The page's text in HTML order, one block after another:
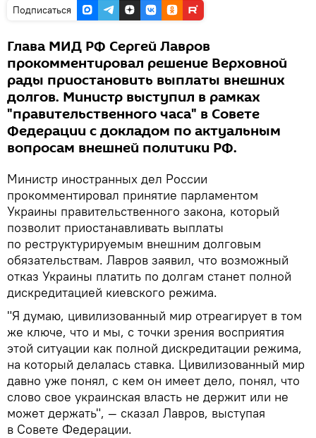
Подписаться
Глава МИД РФ Сергей Лавров
прокомментировал решение Верховной
рады приостановить выплаты внешних
долгов. Министр выступил в рамках
"правительственного часа" в Совете
Федерации с докладом по актуальным
вопросам внешней политики РФ.
Министр иностранных дел России
прокомментировал принятие парламентом
Украины правительственного закона, который
позволит приостанавливать выплаты
по реструктурируемым внешним долговым
обязательствам. Лавров заявил, что возможный
отказ Украины платить по долгам станет полной
дискредитацией киевского режима.
"Я думаю, цивилизованный мир отреагирует в том
же ключе, что и мы, с точки зрения восприятия
этой ситуации как полной дискредитации режима,
на который делалась ставка. Цивилизованный мир
давно уже понял, с кем он имеет дело, понял, что
слово свое украинская власть не держит или не
может держать", — сказал Лавров, выступая
в Совете Федерации.